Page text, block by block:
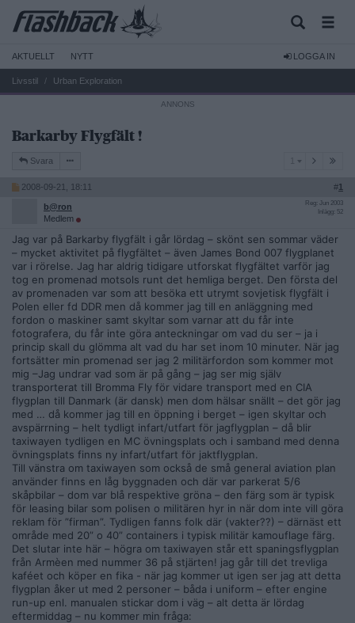
AKTUELLT NYTT LOGGA IN
Livsstil Urban Exploration
Barkarby Flygfält !
Svara
2008-09-21, 18:11 #1
b@ron
Medlem
Reg: Jun 2003
Inlägg: 52
Jag var på Barkarby flygfält i går lördag – skönt sen sommar väder
– mycket aktivitet på flygfältet – även James Bond 007 flygplanet
var i rörelse. Jag har aldrig tidigare utforskat flygfältet varför jag
tog en promenad motsols runt det hemliga berget. Den första del
av promenaden var som att besöka ett utrymt sovjetisk flygfält i
Polen eller fd DDR men då kommer jag till en anläggning med
fordon o maskiner samt skyltar som varnar att du får inte
fotografera, du får inte göra anteckningar om vad du ser – ja i
princip skall du glömma alt vad du har set inom 10 minuter. När jag
fortsätter min promenad ser jag 2 militärfordon som kommer mot
mig –Jag undrar vad som är på gång – jag ser mig själv
transporterat till Bromma Fly för vidare transport med en CIA
flygplan till Danmark (är dansk) men dom hälsar snällt – det gör jag
med … då kommer jag till en öppning i berget – igen skyltar och
avspärrning – helt tydligt infart/utfart för jagflygplan – då blir
taxiwayen tydligen en MC övningsplats och i samband med denna
övningsplats finns ny infart/utfart för jaktflygplan.
Till vänstra om taxiwayen som också de små general aviation plan
använder finns en låg byggnaden och där var parkerat 5/6
skåpbilar – dom var blå respektive gröna – den färg som är typisk
för leasing bilar som polisen o militären hyr in när dom inte vill göra
reklam för ”firman”. Tydligen fanns folk där (vakter??) – därnäst ett
område med 20” o 40” containers i typisk militär kamouflage färg.
Det slutar inte här – högra om taxiwayen står ett spaningsflygplan
från Armèen med nummer 36 på stjärten! jag går till det trevliga
kaféet och köper en fika - när jag kommer ut igen ser jag att detta
flygplan åker ut med 2 personer – båda i uniform – efter engine
run-up enl. manualen stickar dom i väg – alt detta är lördag
eftermiddag – nu kommer min fråga: